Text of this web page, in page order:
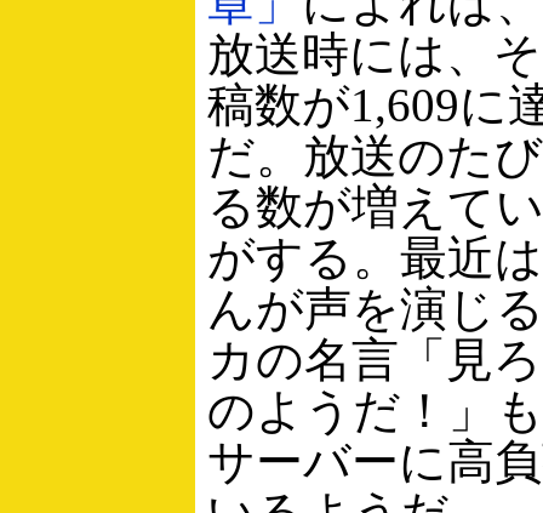
放送時には、
稿数が1,609に
だ。放送のた
る数が増えて
がする。最近
んが声を演じ
カの名言「見
のようだ！」
サーバーに高